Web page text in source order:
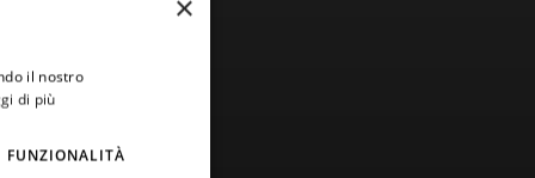
il nostro
di più
FUNZIONALITÀ